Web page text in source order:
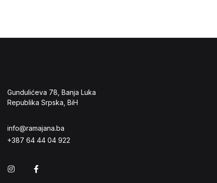
Gundulićeva 78, Banja Luka
Republika Srpska, BiH
info@ramajana.ba
+387 64 44 04 922
Instagram